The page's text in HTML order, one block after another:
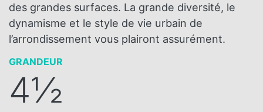
des grandes surfaces. La grande diversité, le
dynamisme et le style de vie urbain de
l’arrondissement vous plairont assurément.
GRANDEUR
4½